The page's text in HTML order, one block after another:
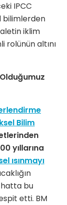
IPCC
bilimlerden
iklim
rolünün altını
Bilim
yıllarına
ısınmayı
hatta bu
etti. BM